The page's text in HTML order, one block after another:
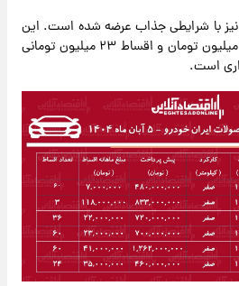
در نهایت، تارا اتوماتیک V۴ نیز با شرایطی جذاب عرضه شده است. این
خودرو با پیش‌پرداخت ۷۰۰ میلیون تومان و اقساط ۲۳ میلیون تومانی